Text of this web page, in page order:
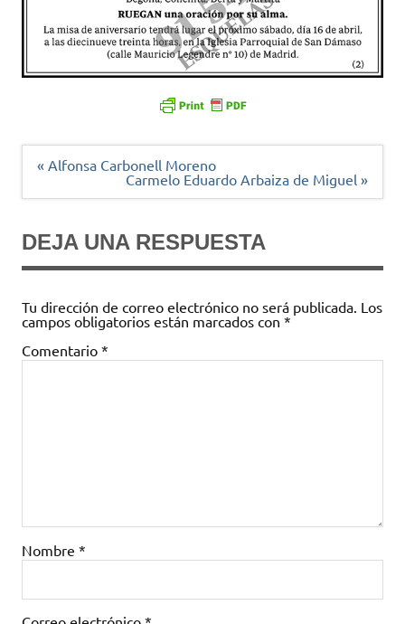
Navegación
« Alfonsa Carbonell Moreno
Carmelo Eduardo Arbaiza de Miguel »
DEJA UNA RESPUESTA
Tu dirección de correo electrónico no será publicada. Los
campos obligatorios están marcados con *
Comentario *
Nombre *